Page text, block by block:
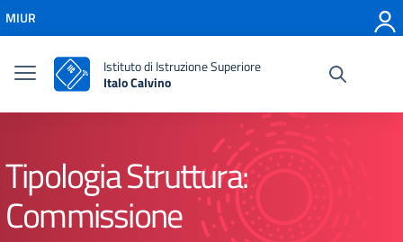
Vai al menu di navigazione
Vai al footer
MIUR
Istituto di Istruzione Superiore
Italo Calvino
Tipologia Struttura:
Commissione